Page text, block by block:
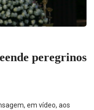
peregrinos
em vídeo, aos